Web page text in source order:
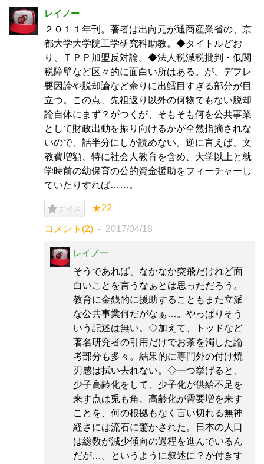
レイノー
２０１１年刊。著者は出向元が通商産業省の、京
都大学大学院工学研究科助教。◆タイトルどお
り、ＴＰＰ加盟反対論。◆法人税減税批判・低関
税障壁など区々的に面白い所はある。が、デフレ
要因論や脱却論など余りに出鱈目すぎる部分が目
立つ。この点、先祖返り以外の何物でもない脱却
論自体にまず？がつくが、そもそも何を公共事業
として財政出動を振り向けるかが全然指摘されな
いので、話半分にしか読めない。逆に言えば、文
教費増額、特に社会人教育を含め、大学以上と就
学時前の幼保育の公的資金援助をフィーチャーし
ていたりすれば……。
ナイス ★22
コメント(2) 2017/04/18
レイノー
そうであれば、なかなか突飛だけれど面
白いことを言うなぁとは思っただろう。
教育に金銭的に援助することもまた立派
な公共事業何だがなぁ…。やっぱりそう
いう記述は無い。◇加えて、トッドなど
著名研究者の引用だけでお茶を濁した論
考部分も多々。結果的に専門外の付け焼
刃感は拭い去れない。◇一つ挙げると、
少子高齢化をして、少子化が供給不足を
来す点は兎も角、高齢化が需要増を来す
ことを、何の根拠もなく言い切れる無神
経さには流石に驚かされた。日本の人口
は総数が減少傾向の過程を進んでいるん
だが…。というように叙述に？が付きす